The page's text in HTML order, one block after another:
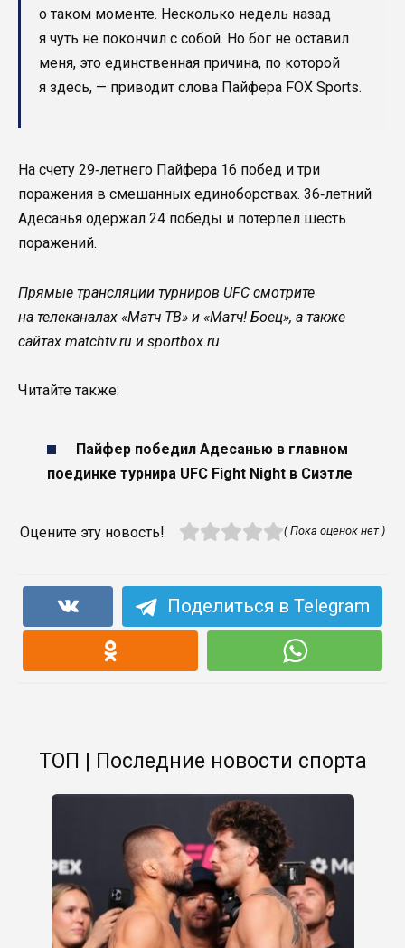
о таком моменте. Несколько недель назад
я чуть не покончил с собой. Но бог не оставил
меня, это единственная причина, по которой
я здесь, — приводит слова Пайфера FOX Sports.
На счету 29‑летнего Пайфера 16 побед и три
поражения в смешанных единоборствах. 36‑летний
Адесанья одержал 24 победы и потерпел шесть
поражений.
Прямые трансляции турниров UFC смотрите
на телеканалах «Матч ТВ» и «Матч! Боец», а также
сайтах matchtv.ru и sportbox.ru.
Читайте также:
Пайфер победил Адесанью в главном
поединке турнира UFC Fight Night в Сиэтле
Оцените эту новость! ( Пока оценок нет )
Поделиться в Telegram
ТОП | Последние новости спорта